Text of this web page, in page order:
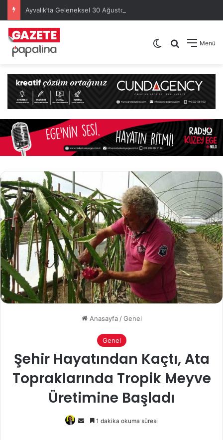
Menü
Arama yap
Dış görünümü
Anasayfa / Genel
Genel
Şehir Hayatından Kaçtı, Ata
Topraklarında Tropik Meyve
Üretimine Başladı
Bir
1 dakika okuma süresi